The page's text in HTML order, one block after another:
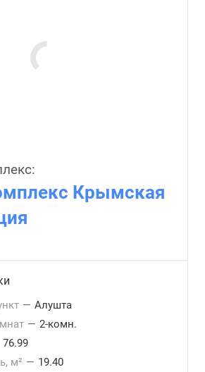
Крымская
— Алушта
— 2-комн.
76.99
м² — 19.40